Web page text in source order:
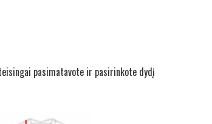
pasimatavote ir pasirinkote dydį